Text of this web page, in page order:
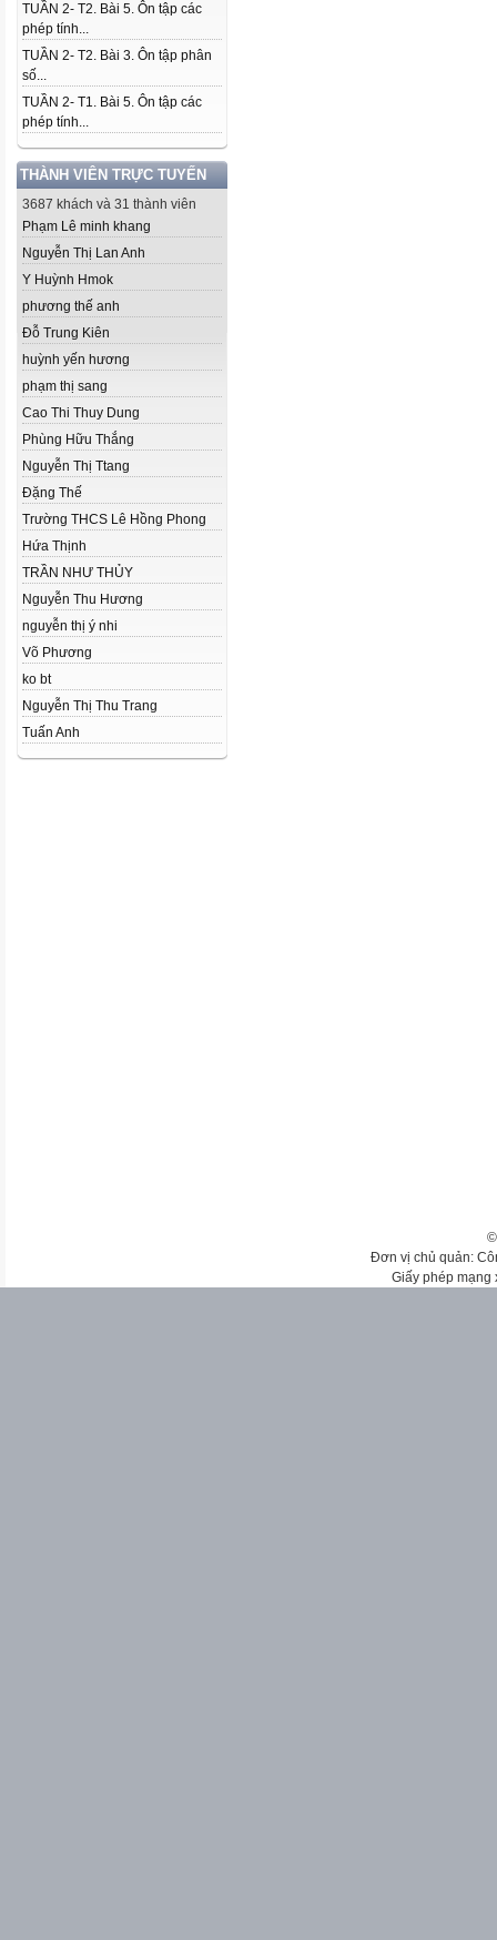
TUẦN 2- T2. Bài 5. Ôn tập các
phép tính...
TUẦN 2- T2. Bài 3. Ôn tập phân
số...
TUẦN 2- T1. Bài 5. Ôn tập các
phép tính...
THÀNH VIÊN TRỰC TUYẾN
3687 khách và 31 thành viên
Phạm Lê minh khang
Nguyễn Thị Lan Anh
Y Huỳnh Hmok
phương thế anh
Đỗ Trung Kiên
huỳnh yến hương
phạm thị sang
Cao Thi Thuy Dung
Phùng Hữu Thắng
Nguyễn Thị Ttang
Đặng Thế
Trường THCS Lê Hồng Phong
Hứa Thịnh
TRẦN NHƯ THỦY
Nguyễn Thu Hương
nguyễn thị ý nhi
Võ Phương
ko bt
Nguyễn Thị Thu Trang
Tuấn Anh
Đơn vị chủ quản:
Giấy phép mạng